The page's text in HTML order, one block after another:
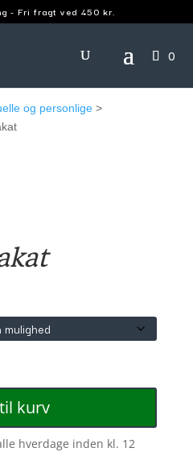
- Fri fragt ved 450 kr.
0
og personlige>
kurv
hverdage inden kl. 12